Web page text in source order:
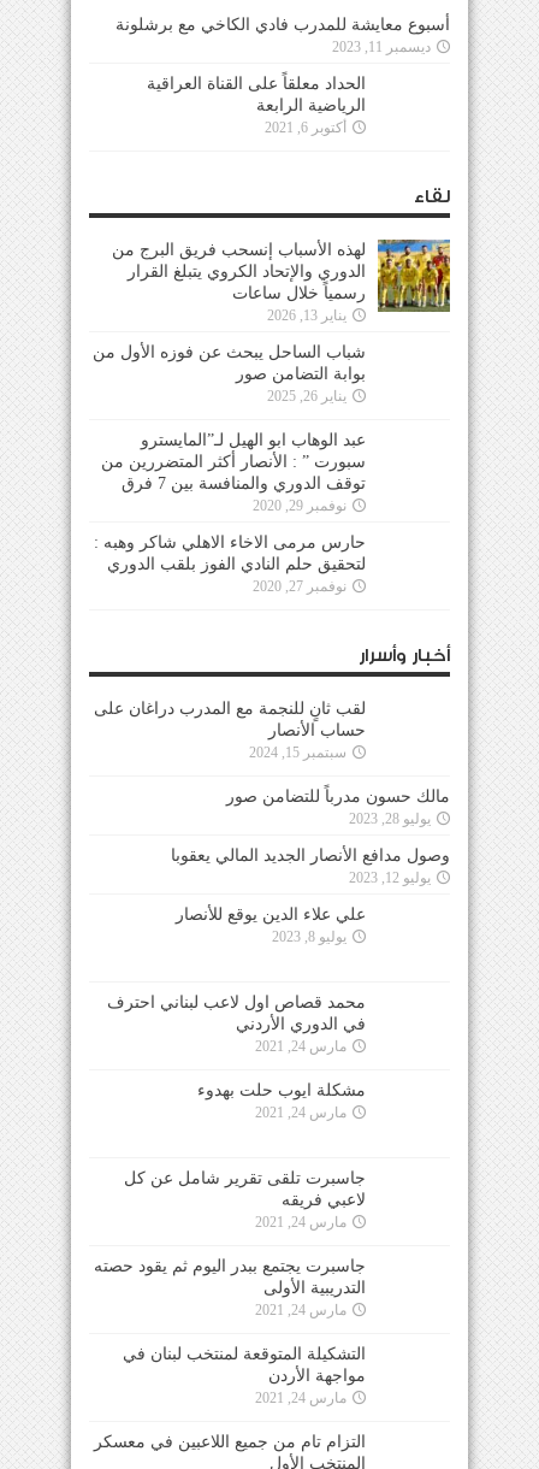
أسبوع معايشة للمدرب فادي الكاخي مع برشلونة
ديسمبر 11, 2023
الحداد معلقاً على القناة العراقية
الرياضية الرابعة
أكتوبر 6, 2021
لقاء
لهذه الأسباب إنسحب فريق البرج من
الدوري والإتحاد الكروي يتبلغ القرار
رسمياً خلال ساعات
يناير 13, 2026
شباب الساحل يبحث عن فوزه الأول من
بوابة التضامن صور
يناير 26, 2025
عبد الوهاب ابو الهيل لـ”المايسترو
سبورت ” : الأنصار أكثر المتضررين من
توقف الدوري والمنافسة بين 7 فرق
نوفمبر 29, 2020
حارس مرمى الاخاء الاهلي شاكر وهبه :
لتحقيق حلم النادي الفوز بلقب الدوري
نوفمبر 27, 2020
أخبار وأسرار
لقب ثانٍ للنجمة مع المدرب دراغان على
حساب الأنصار
سبتمبر 15, 2024
مالك حسون مدرباً للتضامن صور
يوليو 28, 2023
وصول مدافع الأنصار الجديد المالي يعقوبا
يوليو 12, 2023
علي علاء الدين يوقع للأنصار
يوليو 8, 2023
محمد قصاص اول لاعب لبناني احترف
في الدوري الأردني
مارس 24, 2021
مشكلة ايوب حلت بهدوء
مارس 24, 2021
جاسبرت تلقى تقرير شامل عن كل
لاعبي فريقه
مارس 24, 2021
جاسبرت يجتمع ببدر اليوم ثم يقود حصته
التدريبية الأولى
مارس 24, 2021
التشكيلة المتوقعة لمنتخب لبنان في
مواجهة الأردن
مارس 24, 2021
التزام تام من جميع اللاعبين في معسكر
المنتخب الأول